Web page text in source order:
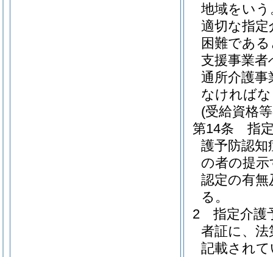
地域をい
適切な指
困難であ
支援事業者
通所介護
なければ
(受給資格
第14条
指
護予防認
の者の提
認定の有
る。
2
指定介護
者証に、法
記載され